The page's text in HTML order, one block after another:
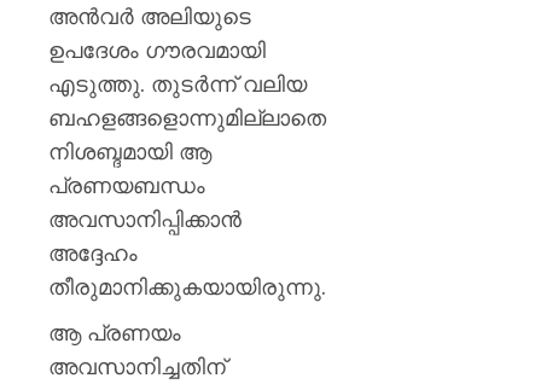
അൻവർ അലിയുടെ
ഉപദേശം ഗൗരവമായി
എടുത്തു. തുടർന്ന് വലിയ
ബഹളങ്ങളൊന്നുമില്ലാതെ
നിശബ്ദമായി ആ
പ്രണയബന്ധം
അവസാനിപ്പിക്കാൻ
അദ്ദേഹം
തീരുമാനിക്കുകയായിരുന്നു.
ആ പ്രണയം
അവസാനിച്ചതിന്